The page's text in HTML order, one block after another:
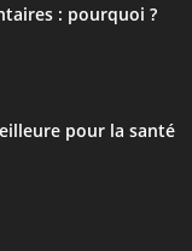
: pourquoi ?
pour la santé